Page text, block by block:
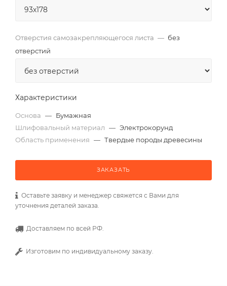
Отверстия самозакрепляющегося листа — без
отверстий
Характеристики
Основа — Бумажная
Шлифовальный материал — Электрокорунд
Область применения — Твердые породы древесины
ЗАКАЗАТЬ
Оставьте заявку и менеджер свяжется с Вами для
уточнения деталей заказа.
Доставляем по всей РФ.
Изготовим по индивидуальному заказу.